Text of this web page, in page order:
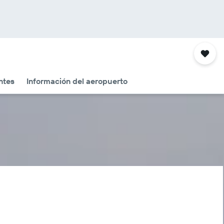
Información del aeropuerto